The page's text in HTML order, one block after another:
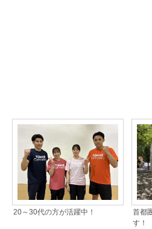
20～30代の方が活躍中！
首都
す！